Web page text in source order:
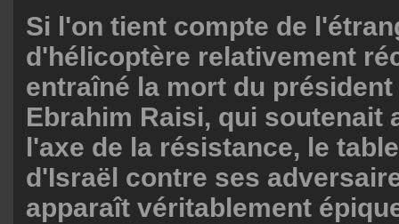
Si l'on tient compte de
d'hélicoptère relativement
entraîné la mort du
Ebrahim Raisi, qui soutenait
l'axe de la résistance, le
d'Israël contre ses
apparaît véritablement